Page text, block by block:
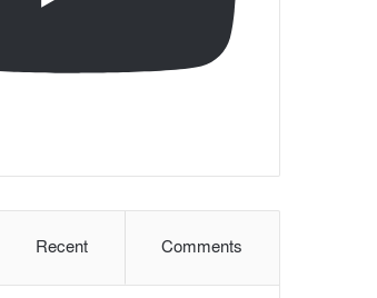
Recent Comments